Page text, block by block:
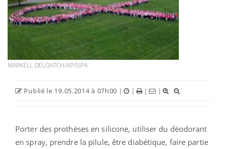
MARKELL DELOATCH/AP/SIPA
Publié le 19.05.2014 à 07h00 | | | |
Porter des prothèses en silicone, utiliser du déodorant
en spray, prendre la pilule, être diabétique, faire partie